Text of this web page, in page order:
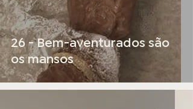
26 - Bem-aventurados são
os mansos